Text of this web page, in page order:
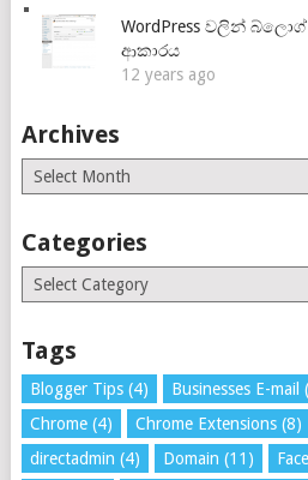
WordPress වලින්
ආකාරය
12 years ago
Archives
Archives
Categories
Categories
Tags
Blogger Tips(4) Businesses E-mail
Chrome(4) Chrome Extensions(8)
directadmin (4) Domain (11)